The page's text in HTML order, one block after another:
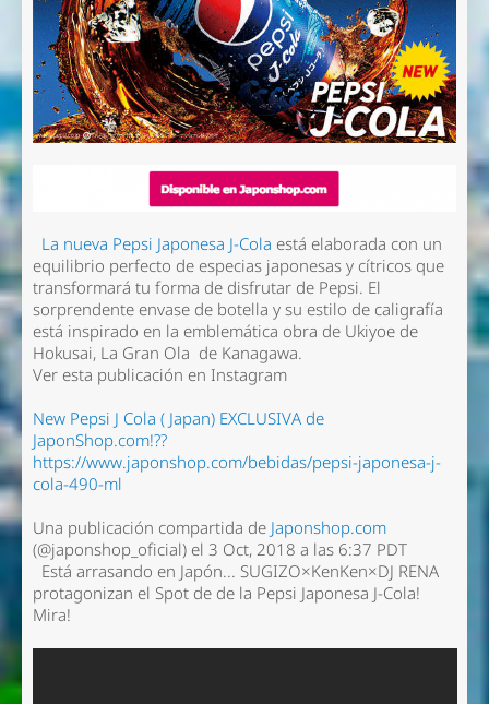
La nueva Pepsi Japonesa J-Cola está elaborada con un
equilibrio perfecto de especias japonesas y cítricos que
transformará tu forma de disfrutar de Pepsi. El
sorprendente envase de botella y su estilo de caligrafía
está inspirado en la emblemática obra de Ukiyoe de
Hokusai, La Gran Ola de Kanagawa.
Ver esta publicación en Instagram
New Pepsi J Cola ( Japan) EXCLUSIVA de
JaponShop.com!??
https://www.japonshop.com/bebidas/pepsi-japonesa-j-
cola-490-ml
Una publicación compartida de Japonshop.com
(@japonshop_oficial) el 3 Oct, 2018 a las 6:37 PDT
Está arrasando en Japón... SUGIZO×KenKen×DJ RENA
protagonizan el Spot de de la Pepsi Japonesa J-Cola!
Mira!